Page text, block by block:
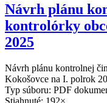
Návrh plánu
kontrolórky
2025
Návrh plánu kontrolnej
Kokošovce na I. polrok
Typ súboru: PDF
Stiahnuté: 192×